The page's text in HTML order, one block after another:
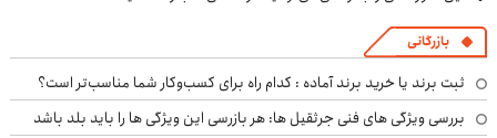
بازرگانی
ثبت برند یا خرید برند آماده : کدام راه برای کسب‌وکار شما مناسب‌تر است؟
بررسی ویژگی های فنی جرثقیل ها: هر بازرسی این ویژگی ها را باید بلد باشد